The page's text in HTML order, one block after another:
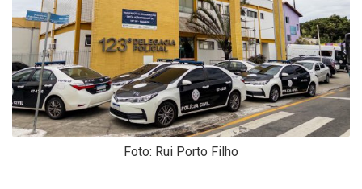
Sistemas
Foto: Rui Porto Filho